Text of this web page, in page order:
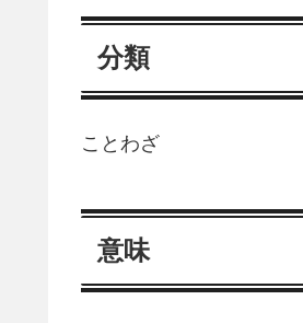
分類
ことわざ
意味